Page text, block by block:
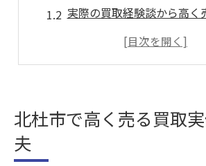
実際の買取経験談から高く
買取額がアップした北杜市
買取成功の秘訣を北杜市の
車を高価買取へ導く北杜市なら
北杜市で高く売る買取
夫